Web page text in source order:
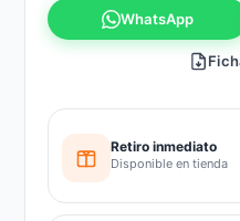
WhatsApp
Retiro inmediato
Disponible en tienda